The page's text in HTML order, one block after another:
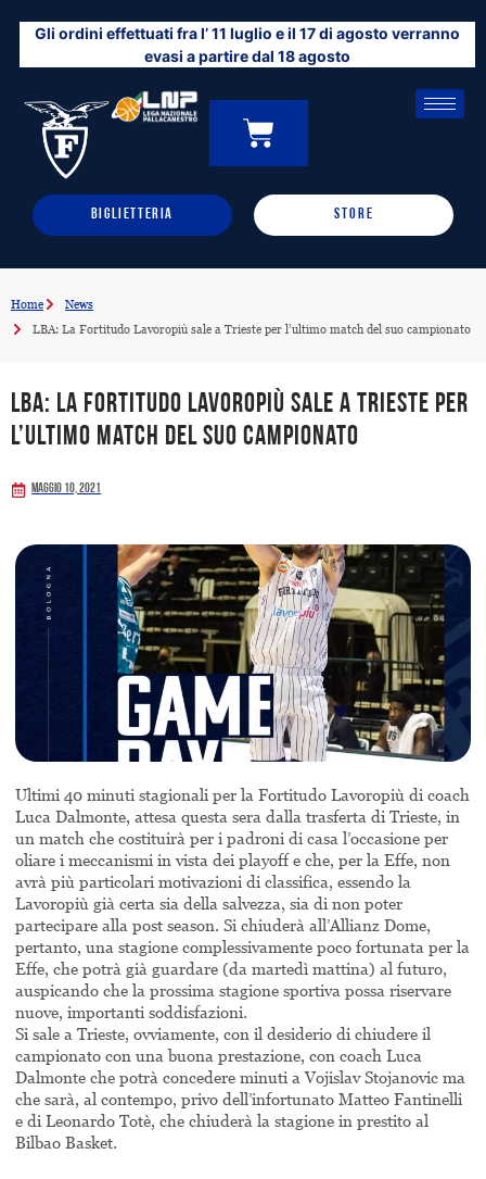
contenuto
Gli ordini effettuati fra l’ 11 luglio e il 17 di agosto verranno
evasi a partire dal 18 agosto
0
CARRELLO
BIGLIETTERIA STORE
Home
News
LBA: La Fortitudo Lavoropiù sale a Trieste per l’ultimo match del suo campionato
LBA: La Fortitudo Lavoropiù sale a Trieste per
l’ultimo match del suo campionato
Maggio 10, 2021
Ultimi 40 minuti stagionali per la Fortitudo Lavoropiù di coach
Luca Dalmonte, attesa questa sera dalla trasferta di Trieste, in
un match che costituirà per i padroni di casa l’occasione per
oliare i meccanismi in vista dei playoff e che, per la Effe, non
avrà più particolari motivazioni di classifica, essendo la
Lavoropiù già certa sia della salvezza, sia di non poter
partecipare alla post season. Si chiuderà all’Allianz Dome,
pertanto, una stagione complessivamente poco fortunata per la
Effe, che potrà già guardare (da martedì mattina) al futuro,
auspicando che la prossima stagione sportiva possa riservare
nuove, importanti soddisfazioni.
Si sale a Trieste, ovviamente, con il desiderio di chiudere il
campionato con una buona prestazione, con coach Luca
Dalmonte che potrà concedere minuti a Vojislav Stojanovic ma
che sarà, al contempo, privo dell’infortunato Matteo Fantinelli
e di Leonardo Totè, che chiuderà la stagione in prestito al
Bilbao Basket.